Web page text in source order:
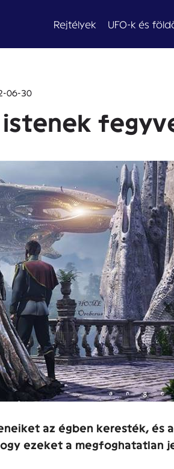
Rejtélyek UFO-k és
06-30
istenek
az égben keresték, és
ezeket a megfoghatatlan